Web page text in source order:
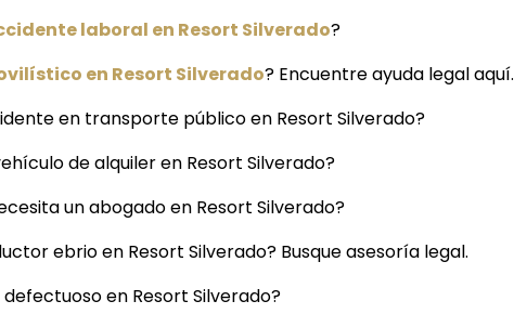
laboral en Resort Silverado?
en Resort Silverado? Encuentre ayuda legal aquí.
en transporte público en Resort Silverado?
de alquiler en Resort Silverado?
un abogado en Resort Silverado?
ebrio en Resort Silverado? Busque asesoría legal.
en Resort Silverado?